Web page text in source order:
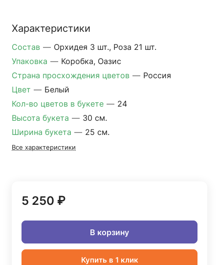
Характеристики
Состав — Орхидея 3 шт., Роза 21 шт.
Упаковка — Коробка, Оазис
Страна просхождения цветов — Россия
Цвет — Белый
Кол-во цветов в букете — 24
Высота букета — 30 см.
Ширина букета — 25 см.
Все характеристики
5 250 ₽
В корзину
Купить в 1 клик